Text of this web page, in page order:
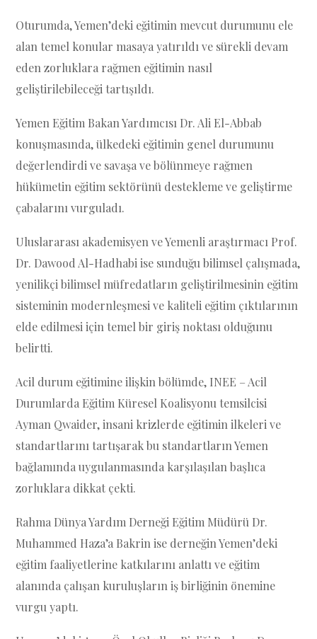
Oturumda, Yemen’deki eğitimin mevcut durumunu ele
alan temel konular masaya yatırıldı ve sürekli devam
eden zorluklara rağmen eğitimin nasıl
geliştirilebileceği tartışıldı.
Yemen Eğitim Bakan Yardımcısı Dr. Ali El-Abbab
konuşmasında, ülkedeki eğitimin genel durumunu
değerlendirdi ve savaşa ve bölünmeye rağmen
hükümetin eğitim sektörünü destekleme ve geliştirme
çabalarını vurguladı.
Uluslararası akademisyen ve Yemenli araştırmacı Prof.
Dr. Dawood Al-Hadhabi ise sunduğu bilimsel çalışmada,
yenilikçi bilimsel müfredatların geliştirilmesinin eğitim
sisteminin modernleşmesi ve kaliteli eğitim çıktılarının
elde edilmesi için temel bir giriş noktası olduğunu
belirtti.
Acil durum eğitimine ilişkin bölümde, INEE – Acil
Durumlarda Eğitim Küresel Koalisyonu temsilcisi
Ayman Qwaider, insani krizlerde eğitimin ilkeleri ve
standartlarını tartışarak bu standartların Yemen
bağlamında uygulanmasında karşılaşılan başlıca
zorluklara dikkat çekti.
Rahma Dünya Yardım Derneği Eğitim Müdürü Dr.
Muhammed Haza’a Bakrin ise derneğin Yemen’deki
eğitim faaliyetlerine katkılarını anlattı ve eğitim
alanında çalışan kuruluşların iş birliğinin önemine
vurgu yaptı.